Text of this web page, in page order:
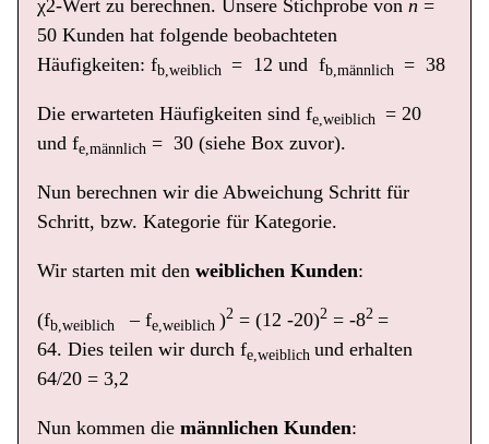
χ2-Wert zu berechnen. Unsere Stichprobe von n =
50 Kunden hat folgende beobachteten
Häufigkeiten: fb,weiblich = 12 und fb,männlich = 38
Die erwarteten Häufigkeiten sind fe,weiblich
= 20
und fe,männlich = 30 (siehe Box zuvor).
Nun berechnen wir die Abweichung Schritt für
Schritt, bzw. Kategorie für Kategorie.
Wir starten mit den weiblichen Kunden:
(fb,weiblich – fe,weiblich )2= (12 -20)2= -82 =
64. Dies teilen wir durch fe,weiblich und erhalten
64/20 = 3,2
Nun kommen die männlichen Kunden: